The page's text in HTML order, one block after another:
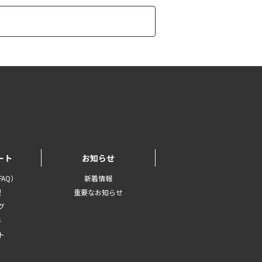
ト
）
お知らせ
新着情報
重要なお知らせ